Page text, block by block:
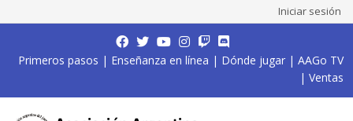
Iniciar sesión
Primeros pasos | Enseñanza en línea | Dónde jugar | AAGo TV
| Ventas